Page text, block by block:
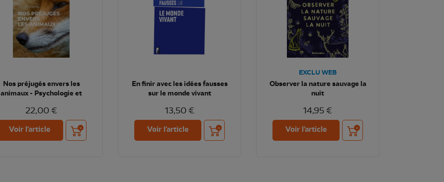
Nos préjugés envers les
animaux - Psychologie et
22,00 €
Voir l'article Ajouter au panier
En finir avec les idées fausses
sur le monde vivant
13,50 €
Voir l'article Ajouter au panier
EXCLU WEB
Observer la nature sauvage la
nuit
14,95 €
Voir l'article Ajouter au panier